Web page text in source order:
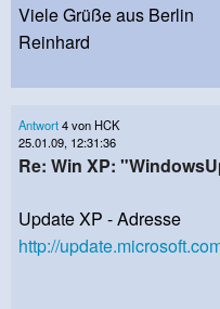
Viele Grüße aus Berlin
Reinhard
Antwort4 von HCK
25.01.09, 12:31:36
Re: Win XP:
Update XP - Adresse
http://